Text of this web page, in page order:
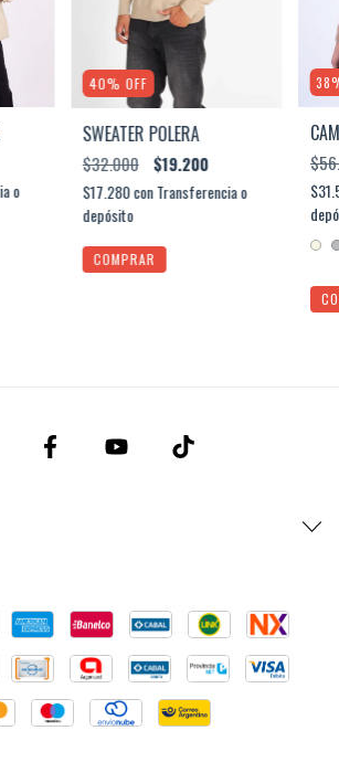
o
40% OFF
SWEATER POLERA
$32.000 $19.200
$17.280conTransferencia o
depósito
COMPRAR
38